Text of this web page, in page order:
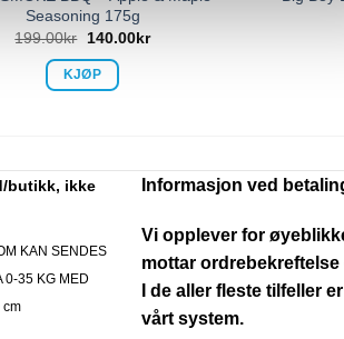
Seasoning 175g
199.00kr 140.00kr
KJØP
butikk, ikke
KAN SENDES
0-35 KG MED
cm
Informasjon ved
Vi opplever for
mottar
I de aller fleste tilfeller
vårt system.